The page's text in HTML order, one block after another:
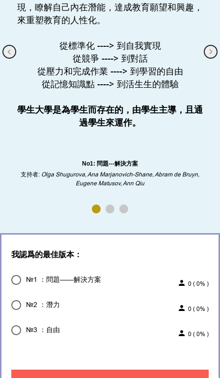
現，瞭解自己內在潛能，達成教育願望和興趣，
來重塑教育的人性化。
從標準化 ----> 到自我實現
從競爭 ----> 到對話
從壓力和完成作業 ----> 到學習的自由
從記憶知識點 ----> 到活生生的體驗
學生大學是為學生而存在的，由學生主導，且通
過學生來運作。
No1: 問題---解決方案
支持者: Olga Shugurova, Ana Marjanovich-Shane, Abram de Bruyn,
Eugene Matusov, Ann Qiu
我認爲的最佳版本：
№1 ：問題——解決方案
0 ( 0% )
№2 ：潛力
0 ( 0% )
№3 ：自由
0 ( 0% )